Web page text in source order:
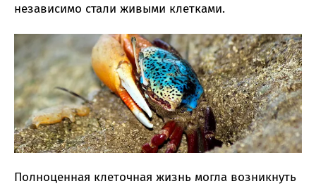
независимо стали живыми клетками.
Полноценная клеточная жизнь могла возникнуть